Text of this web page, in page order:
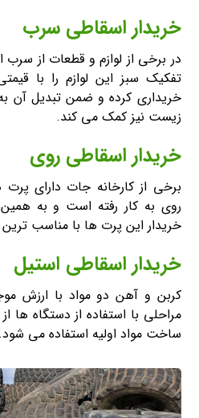
خریدار اسقاطی سرب
در برخی از لوازم و قطعات از
تفکیک سبز این لوازم را با
خریداری کرده و ضمن تبدیل آن
زیست نیز کمک می کند.
خریدار اسقاطی روی
برخی از کارخانه جات دارای
روی به کار رفته است و به
خریدار این پرت ها با مناسب
خریدار اسقاطی استیل
کربن و آهن دو مواد با ارزش
مراحلی با استفاده از دستگاه ها
ساخت مواد اولیه استفاده می شود.